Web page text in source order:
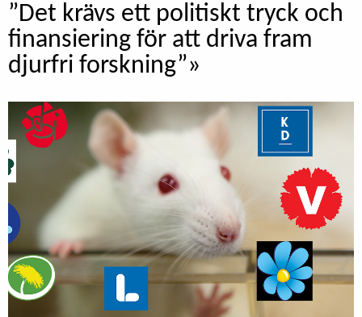
”Det krävs ett politiskt tryck och
finansiering för att driva fram
djurfri forskning”»